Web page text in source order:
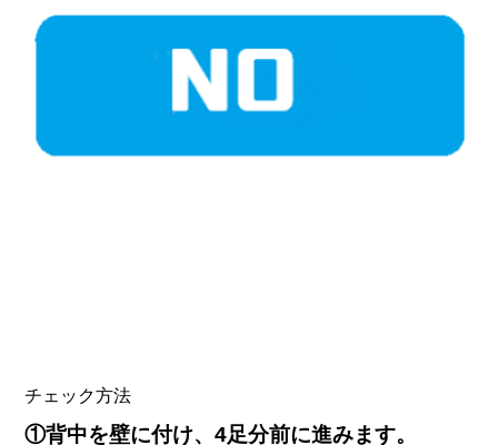
チェック方法
①背中を壁に付け、4足分前に進みます。